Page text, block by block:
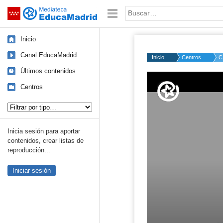
Saltar navegación Palabra o frase:
Inicio
Canal EducaMadrid
Últimos contenidos
Centros
Inicia sesión para aportar
contenidos, crear listas de
reproducción...
Iniciar sesión
Inicio Centros